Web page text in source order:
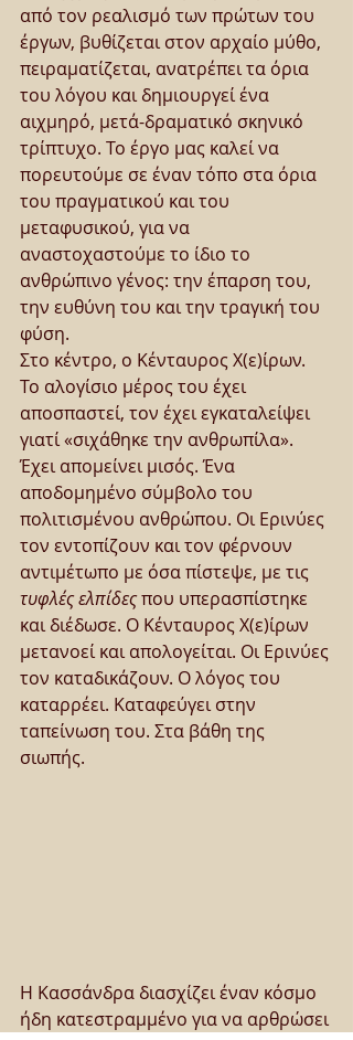
από τον ρεαλισμό των πρώτων του
έργων, βυθίζεται στον αρχαίο μύθο,
πειραματίζεται, ανατρέπει τα όρια
του λόγου και δημιουργεί ένα
αιχμηρό, μετά-δραματικό σκηνικό
τρίπτυχο. Το έργο μας καλεί να
πορευτούμε σε έναν τόπο στα όρια
του πραγματικού και του
μεταφυσικού, για να
αναστοχαστούμε το ίδιο το
ανθρώπινο γένος: την έπαρση του,
την ευθύνη του και την τραγική του
φύση.
Στο κέντρο, ο Κένταυρος Χ(ε)ίρων.
Το αλογίσιο μέρος του έχει
αποσπαστεί, τον έχει εγκαταλείψει
γιατί «σιχάθηκε την ανθρωπίλα».
Έχει απομείνει μισός. Ένα
αποδομημένο σύμβολο του
πολιτισμένου ανθρώπου. Οι Ερινύες
τον εντοπίζουν και τον φέρνουν
αντιμέτωπο με όσα πίστεψε, με τις
τυφλές ελπίδες που υπερασπίστηκε
και διέδωσε. Ο Κένταυρος Χ(ε)ίρων
μετανοεί και απολογείται. Οι Ερινύες
τον καταδικάζουν. Ο λόγος του
καταρρέει. Καταφεύγει στην
ταπείνωση του. Στα βάθη της
σιωπής.
Η Κασσάνδρα διασχίζει έναν κόσμο
ήδη κατεστραμμένο για να αρθρώσει